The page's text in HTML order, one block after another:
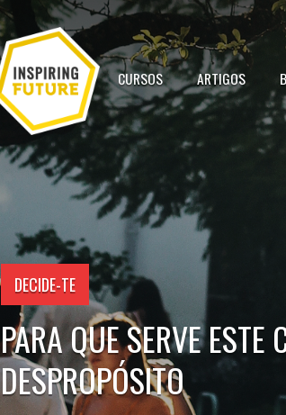
CURSOS ARTIGOS
DECIDE-TE
PARA QUE SERVE
DESPROPÓSITO